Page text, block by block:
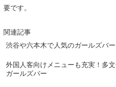
要です。
関連記事
渋谷や六本木で人気のガールズバ
外国人客向けメニューも充実！多
ガールズバー